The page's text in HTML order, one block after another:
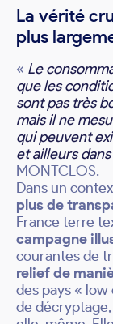
La vérité
plus
« Le
que les
sont pas très
mais il ne
qui peuvent
et ailleurs
MONTCLOS.
Dans un
plus de
France terre
campagne
courantes de
relief de
des pays « low
de